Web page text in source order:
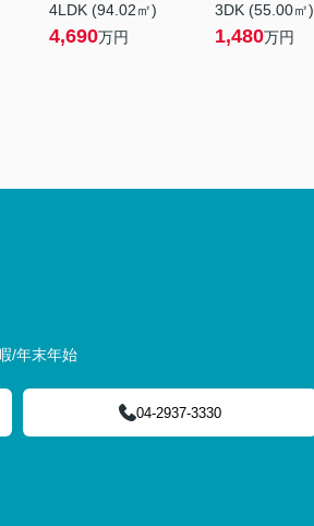
4LDK (94.02㎡)
4,690万円
3DK (55.00㎡)
1,480万円
/年末年始
04-2937-3330